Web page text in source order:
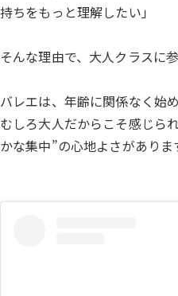
持ちをもっと理解したい」
そんな理由で、大人クラスに
バレエは、年齢に関係なく始め
むしろ大人だからこそ感じら
かな集中”の心地よさがありま